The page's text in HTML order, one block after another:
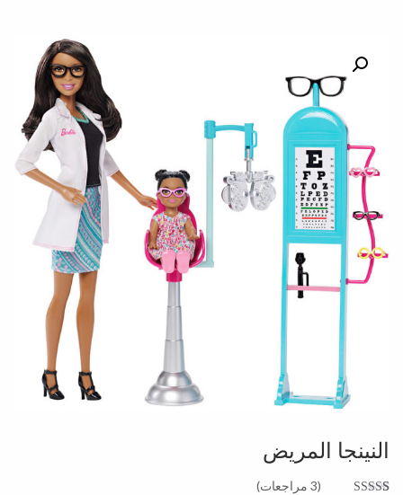
النينجا المريض
(
3مراجعات)